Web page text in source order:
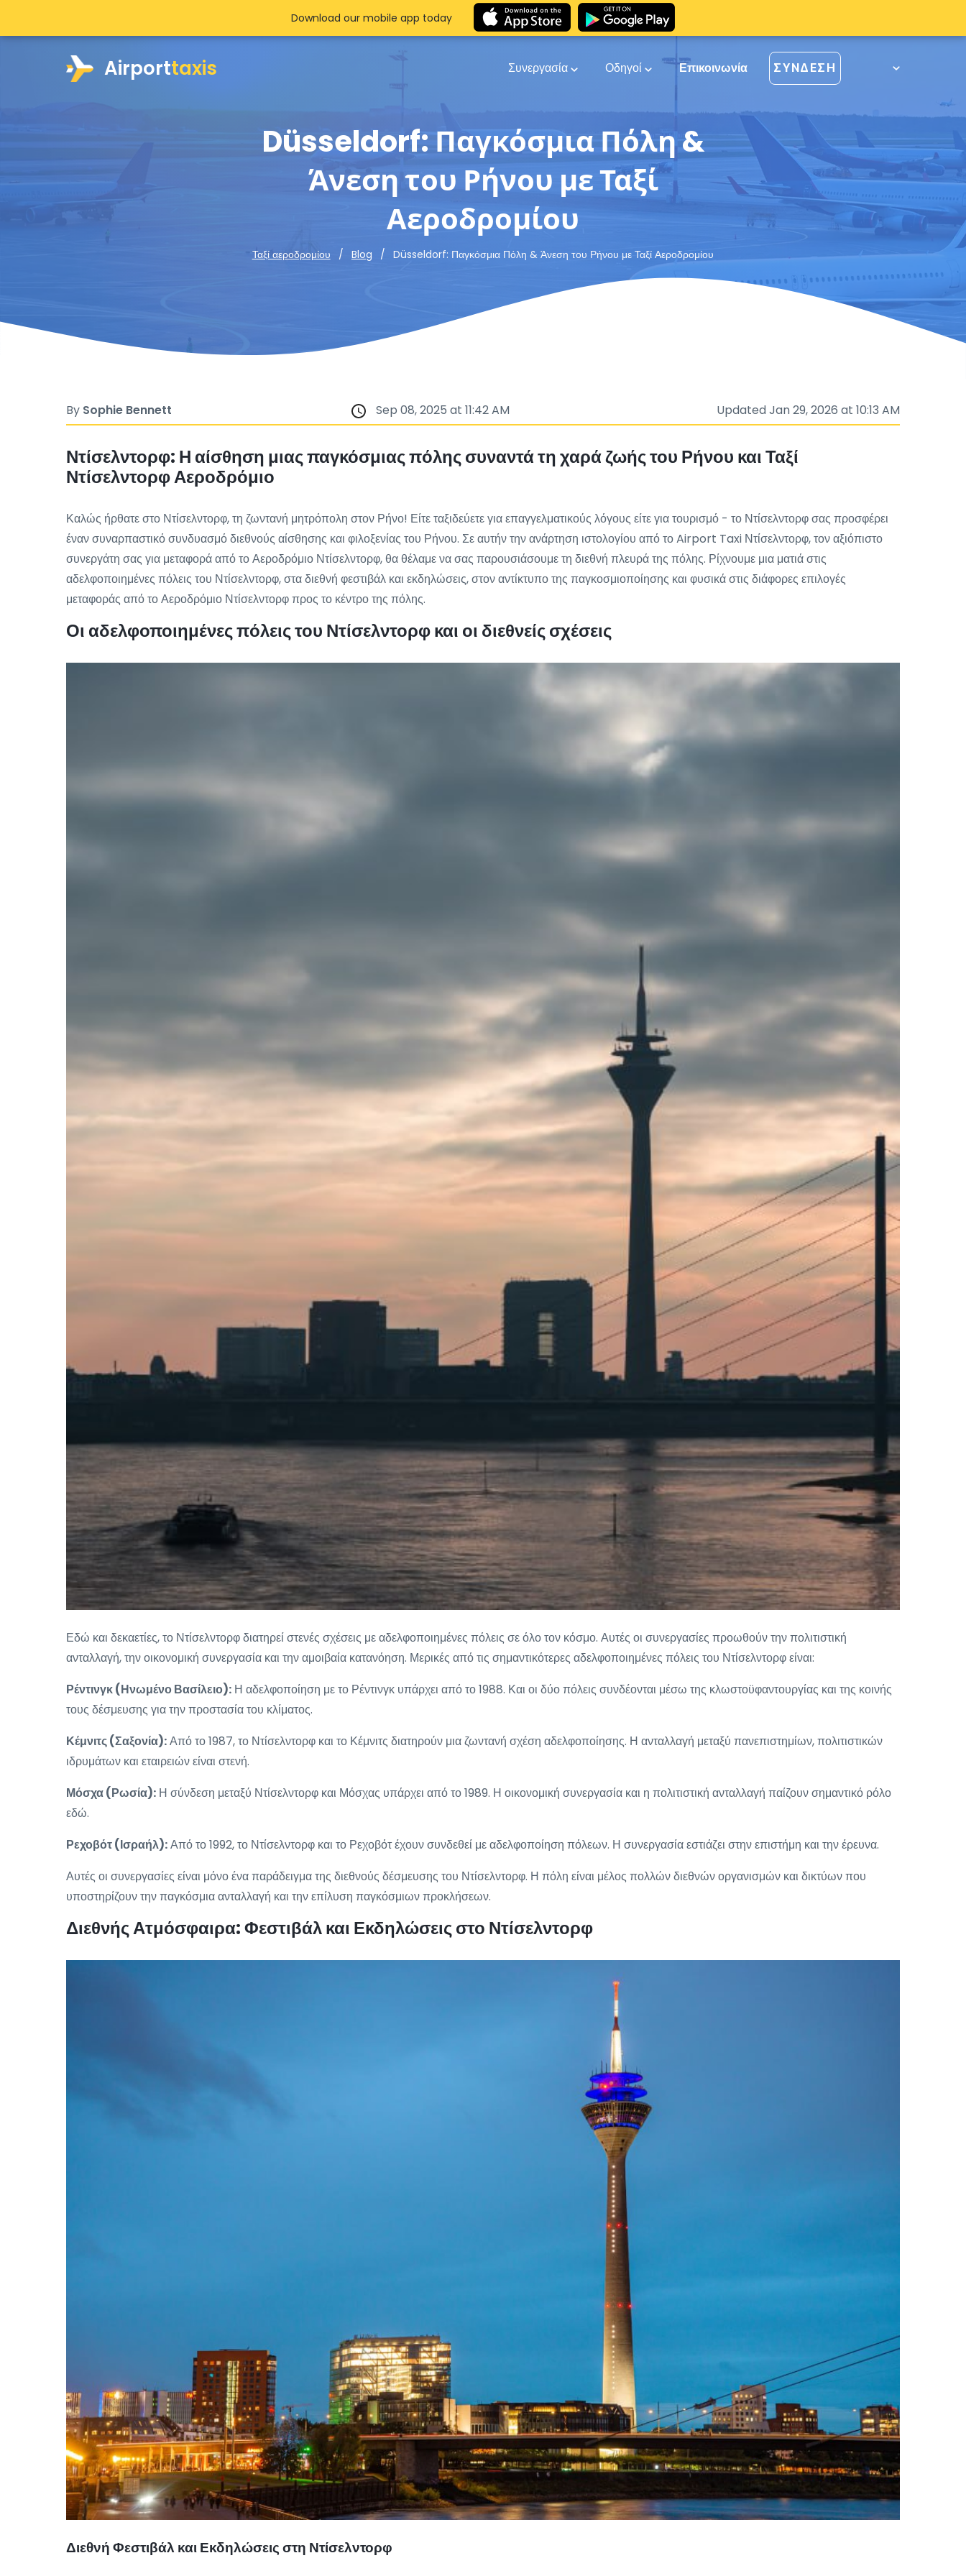
Airporttaxis Συνεργασία Οδηγοί Επικοινωνία ΣΎΝΔΕΣΗ
Düsseldorf: Παγκόσμια Πόλη &
Άνεση του Ρήνου με Ταξί
Αεροδρομίου
Ταξί αεροδρομίου Blog Düsseldorf: Παγκόσμια Πόλη & Άνεση του Ρήνου με Ταξί Αεροδρομίου
Download our mobile app today
By Sophie Bennett Sep 08, 2025 at 11:42 AM Updated Jan 29, 2026 at 10:13 AM
Ντίσελντορφ: Η αίσθηση μιας παγκόσμιας πόλης συναντά τη χαρά ζωής του Ρήνου και Ταξί
Ντίσελντορφ Αεροδρόμιο
Καλώς ήρθατε στο Ντίσελντορφ, τη ζωντανή μητρόπολη στον Ρήνο! Είτε ταξιδεύετε για επαγγελματικούς λόγους είτε για τουρισμό - το Ντίσελντορφ σας προσφέρει
έναν συναρπαστικό συνδυασμό διεθνούς αίσθησης και φιλοξενίας του Ρήνου. Σε αυτήν την ανάρτηση ιστολογίου από το Airport Taxi Ντίσελντορφ, τον αξιόπιστο
συνεργάτη σας για μεταφορά από το Αεροδρόμιο Ντίσελντορφ, θα θέλαμε να σας παρουσιάσουμε τη διεθνή πλευρά της πόλης. Ρίχνουμε μια ματιά στις
αδελφοποιημένες πόλεις του Ντίσελντορφ, στα διεθνή φεστιβάλ και εκδηλώσεις, στον αντίκτυπο της παγκοσμιοποίησης και φυσικά στις διάφορες επιλογές
μεταφοράς από το Αεροδρόμιο Ντίσελντορφ προς το κέντρο της πόλης.
Οι αδελφοποιημένες πόλεις του Ντίσελντορφ και οι διεθνείς σχέσεις
Εδώ και δεκαετίες, το Ντίσελντορφ διατηρεί στενές σχέσεις με αδελφοποιημένες πόλεις σε όλο τον κόσμο. Αυτές οι συνεργασίες προωθούν την πολιτιστική
ανταλλαγή, την οικονομική συνεργασία και την αμοιβαία κατανόηση. Μερικές από τις σημαντικότερες αδελφοποιημένες πόλεις του Ντίσελντορφ είναι:
Ρέντινγκ (Ηνωμένο Βασίλειο): Η αδελφοποίηση με το Ρέντινγκ υπάρχει από το 1988. Και οι δύο πόλεις συνδέονται μέσω της κλωστοϋφαντουργίας και της κοινής
τους δέσμευσης για την προστασία του κλίματος.
Κέμνιτς (Σαξονία):Από το 1987, το Ντίσελντορφ και το Κέμνιτς διατηρούν μια ζωντανή σχέση αδελφοποίησης. Η ανταλλαγή μεταξύ πανεπιστημίων, πολιτιστικών
ιδρυμάτων και εταιρειών είναι στενή.
Μόσχα (Ρωσία): Η σύνδεση μεταξύ Ντίσελντορφ και Μόσχας υπάρχει από το 1989. Η οικονομική συνεργασία και η πολιτιστική ανταλλαγή παίζουν σημαντικό ρόλο
εδώ.
Ρεχοβότ (Ισραήλ):Από το 1992, το Ντίσελντορφ και το Ρεχοβότ έχουν συνδεθεί με αδελφοποίηση πόλεων. Η συνεργασία εστιάζει στην επιστήμη και την έρευνα.
Αυτές οι συνεργασίες είναι μόνο ένα παράδειγμα της διεθνούς δέσμευσης του Ντίσελντορφ. Η πόλη είναι μέλος πολλών διεθνών οργανισμών και δικτύων που
υποστηρίζουν την παγκόσμια ανταλλαγή και την επίλυση παγκόσμιων προκλήσεων.
Διεθνής Ατμόσφαιρα: Φεστιβάλ και Εκδηλώσεις στο Ντίσελντορφ
Διεθνή Φεστιβάλ και Εκδηλώσεις στη Ντίσελντορφ